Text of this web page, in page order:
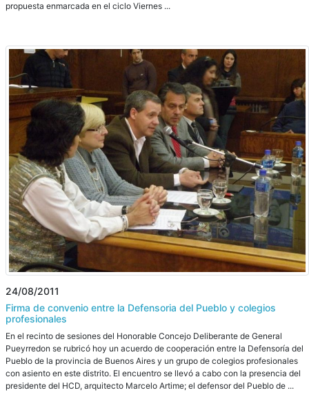
propuesta enmarcada en el ciclo Viernes ...
24/08/2011
Firma de convenio entre la Defensoria del Pueblo y colegios
profesionales
En el recinto de sesiones del Honorable Concejo Deliberante de General
Pueyrredon se rubricó hoy un acuerdo de cooperación entre la Defensoría del
Pueblo de la provincia de Buenos Aires y un grupo de colegios profesionales
con asiento en este distrito. El encuentro se llevó a cabo con la presencia del
presidente del HCD, arquitecto Marcelo Artime; el defensor del Pueblo de ...